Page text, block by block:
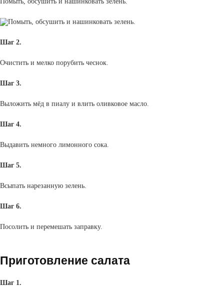
Шаг 2.
Очистить и мелко порубить чеснок.
Шаг 3.
Выложить мёд в пиалу и влить оливковое масло.
Шаг 4.
Выдавить немного лимонного сока.
Шаг 5.
Всыпать нарезанную зелень.
Шаг 6.
Посолить и перемешать заправку.
Приготовление салата
Шаг 1.